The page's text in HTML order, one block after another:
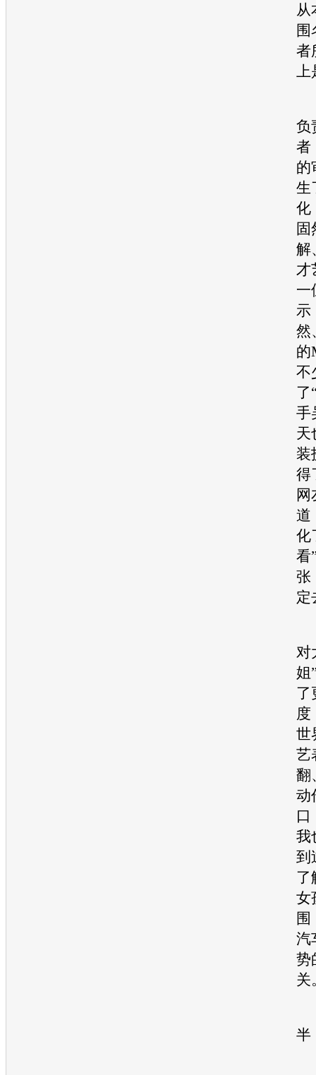
从
围
者
上
负
者
的
生
化
固
解
才
一
示
然
的
不
了
手
天
装
得
网
道
化
看
张
定
对
姐
了
度
世
艺
翻
动
口
我
到
了
女
围
汽
势
关
半